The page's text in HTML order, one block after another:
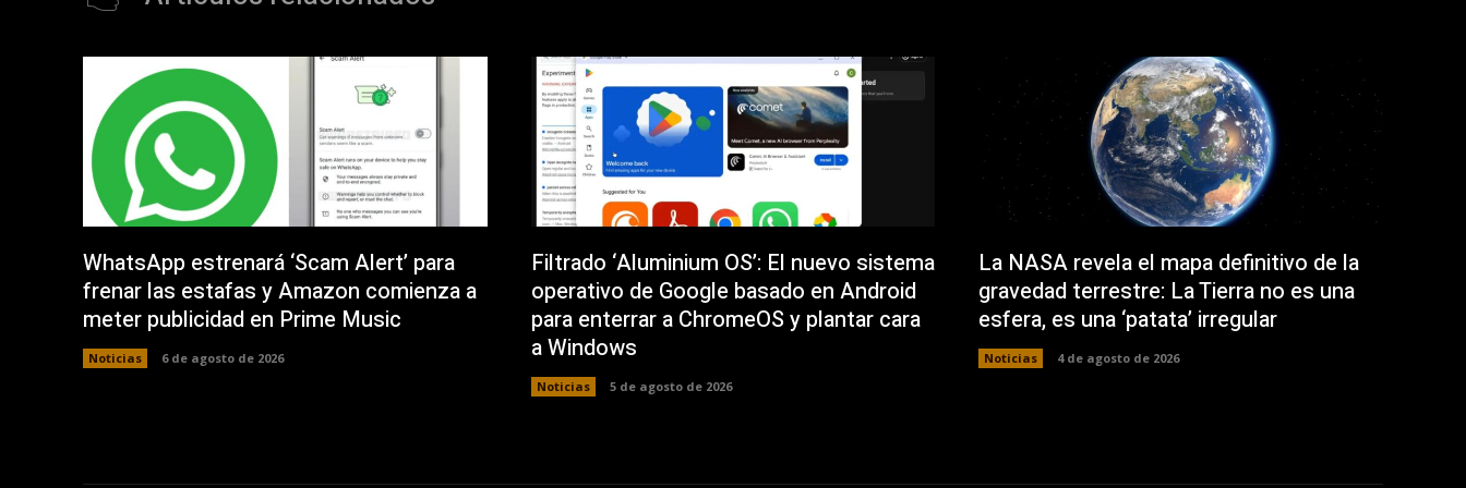
WhatsApp estrenará ‘Scam Alert’ para
frenar las estafas y Amazon comienza a
meter publicidad en Prime Music
Noticias 6 de agosto de 2026
Filtrado ‘Aluminium OS’: El nuevo sistema
operativo de Google basado en Android
para enterrar a ChromeOS y plantar cara
a Windows
Noticias 5 de agosto de 2026
La NASA revela el mapa definitivo de la
gravedad terrestre: La Tierra no es una
esfera, es una ‘patata’ irregular
Noticias 4 de agosto de 2026